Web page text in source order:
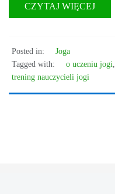
CZYTAJ WIĘCEJ
Posted in:
Joga
Tagged with:
o uczeniu jogi,
trening nauczycieli jogi